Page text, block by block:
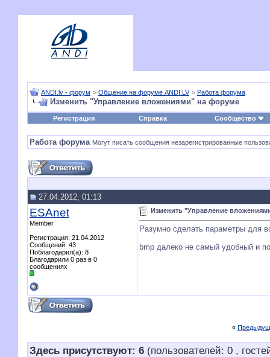
ANDI.lv - форум > Общение на форуме ANDI.LV > Работа форума
Изменить "Управление вложениями" на форуме
Регистрация Справка Сообщество
Работа форума Могут писать сообщения незарегистрированные
27.04.2012, 01:13
ESAnet
Member
Регистрация: 21.04.2012
Сообщений: 43
Поблагодарил(а): 8
Благодарили 0 раз в 0
сообщениях
Изменить "Управление
Разумно сделать параметры для
bmp далеко не самый удобный и
«
Здесь присутствуют: 6 (пользователей: 0 ,